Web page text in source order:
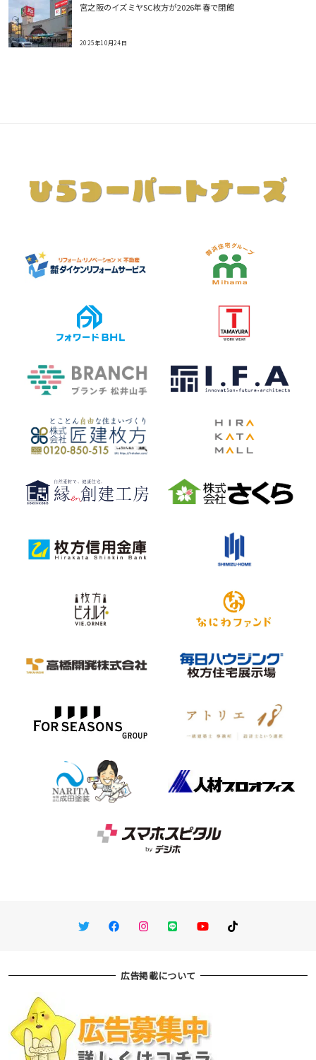
宮之阪のイズミヤSC枚方が2026年春で閉館
2025年10月24日
TwitterFacebookInstagram
LINE You TubeTikTok
広告掲載について